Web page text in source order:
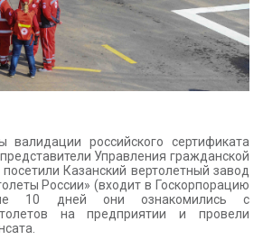
валидации российского сертификата
Управления гражданской
Казанский вертолетный завод
России» (входит в Госкорпорацию
10 дней они ознакомились с
на предприятии и провели